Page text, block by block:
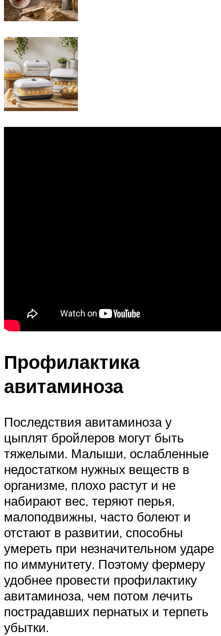
Профилактика
авитаминоза
Последствия авитаминоза у
цыплят бройлеров могут быть
тяжелыми. Малыши, ослабленные
недостатком нужных веществ в
организме, плохо растут и не
набирают вес, теряют перья,
малоподвижны, часто болеют и
отстают в развитии, способны
умереть при незначительном ударе
по иммунитету. Поэтому фермеру
удобнее провести профилактику
авитаминоза, чем потом лечить
пострадавших пернатых и терпеть
убытки.